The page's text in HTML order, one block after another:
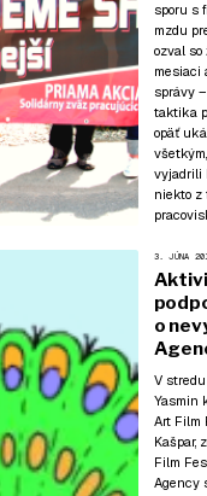
sporu s
mzdu
ozval so
mesiaci
správy
taktika
opäť
vyjadrili
niekto z
3. JÚNA
o
V stredu
Yasmin
Art Film
Kašpar,
Film
Agency